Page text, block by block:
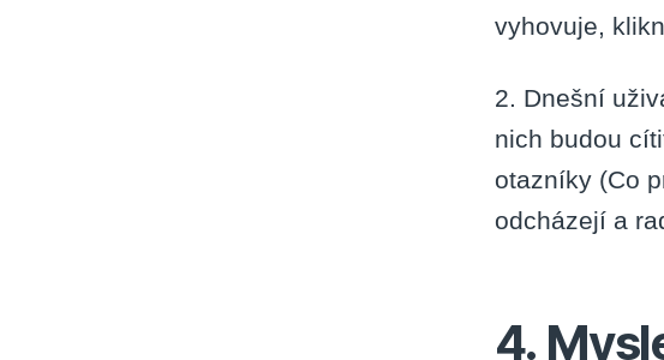
vyhovuje,
2. Dnešní
nich budou
otazníky (Co
odcházejí a
4.